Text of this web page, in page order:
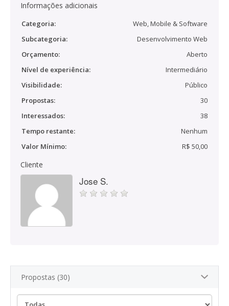
Informações adicionais
Categoria:
Web, Mobile & Software
Subcategoria:
Desenvolvimento Web
Orçamento:
Aberto
Nível de experiência:
Intermediário
Visibilidade:
Público
Propostas:
30
Interessados:
38
Tempo restante:
Nenhum
Valor Mínimo:
R$ 50,00
Cliente
Jose S.
Propostas (30)